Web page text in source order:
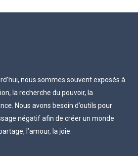
nous sommes souvent exposés à
la recherche du pouvoir, la
Nous avons besoin d’outils pour
négatif afin de créer un monde
l’amour, la joie.